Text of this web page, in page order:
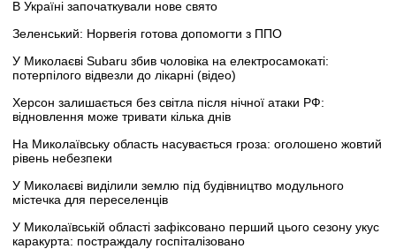
В Україні започаткували нове свято
Зеленський: Норвегія готова допомогти з ППО
У Миколаєві Subaru збив чоловіка на електросамокаті:
потерпілого відвезли до лікарні (відео)
Херсон залишається без світла після нічної атаки РФ:
відновлення може тривати кілька днів
На Миколаївську область насувається гроза: оголошено жовтий
рівень небезпеки
У Миколаєві виділили землю під будівництво модульного
містечка для переселенців
У Миколаївській області зафіксовано перший цього сезону укус
каракурта: постраждалу госпіталізовано